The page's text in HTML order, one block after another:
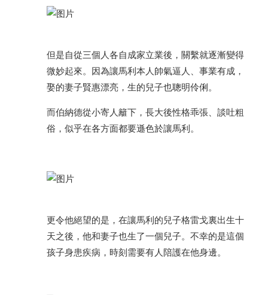
但是自從三個人各自成家立業後，關繫就逐漸變得
微妙起來。因為讓馬利本人帥氣逼人、事業有成，
娶的妻子賢惠漂亮，生的兒子也聰明伶俐。
而伯納德從小寄人籬下，長大後性格乖張、談吐粗
俗，似乎在各方面都要遜色於讓馬利。
更令他絕望的是，在讓馬利的兒子格雷戈裏出生十
天之後，他和妻子也生了一個兒子。不幸的是這個
孩子身患疾病，時刻需要有人陪護在他身邊。